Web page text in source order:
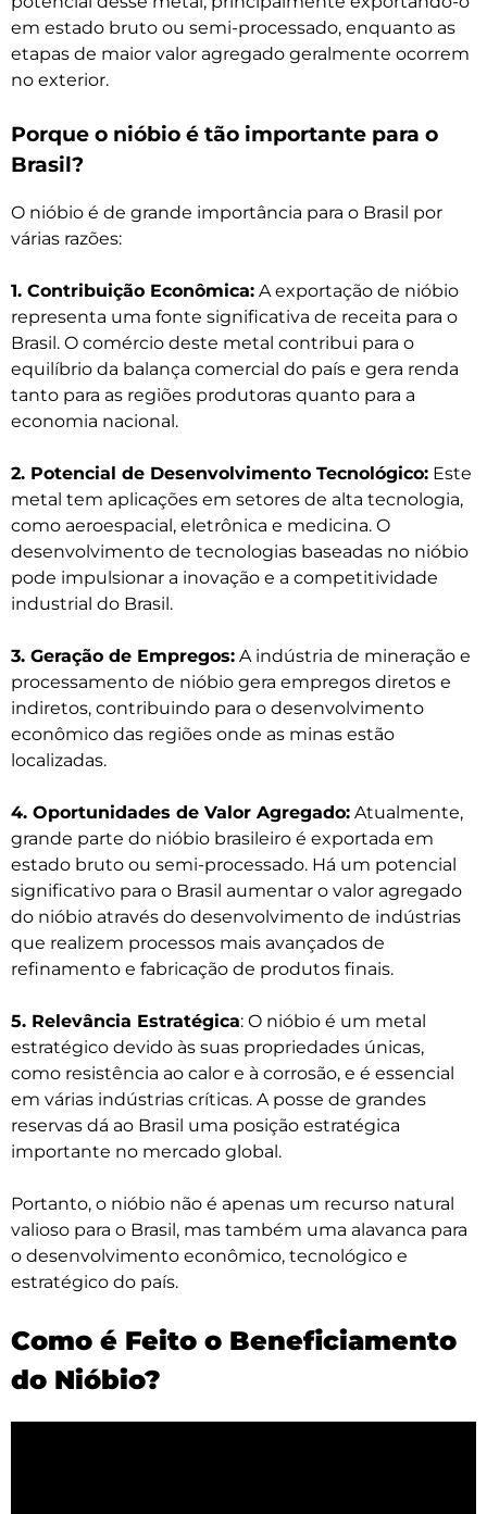
em estado bruto ou semi-processado, enquanto as
etapas de maior valor agregado geralmente ocorrem
no exterior.
Porque o nióbio é tão importante para o
Brasil?
O nióbio é de grande importância para o Brasil por
várias razões:
1. Contribuição Econômica: A exportação de nióbio
representa uma fonte significativa de receita para o
Brasil. O comércio deste metal contribui para o
equilíbrio da balança comercial do país e gera renda
tanto para as regiões produtoras quanto para a
economia nacional.
2. Potencial de Desenvolvimento Tecnológico: Este
metal tem aplicações em setores de alta tecnologia,
como aeroespacial, eletrônica e medicina. O
desenvolvimento de tecnologias baseadas no nióbio
pode impulsionar a inovação e a competitividade
industrial do Brasil.
3. Geração de Empregos: A indústria de mineração e
processamento de nióbio gera empregos diretos e
indiretos, contribuindo para o desenvolvimento
econômico das regiões onde as minas estão
localizadas.
4. Oportunidades de Valor Agregado: Atualmente,
grande parte do nióbio brasileiro é exportada em
estado bruto ou semi-processado. Há um potencial
significativo para o Brasil aumentar o valor agregado
do nióbio através do desenvolvimento de indústrias
que realizem processos mais avançados de
refinamento e fabricação de produtos finais.
5. Relevância Estratégica: O nióbio é um metal
estratégico devido às suas propriedades únicas,
como resistência ao calor e à corrosão, e é essencial
em várias indústrias críticas. A posse de grandes
reservas dá ao Brasil uma posição estratégica
importante no mercado global.
Portanto, o nióbio não é apenas um recurso natural
valioso para o Brasil, mas também uma alavanca para
o desenvolvimento econômico, tecnológico e
estratégico do país.
Como é Feito o Beneficiamento
do Nióbio?